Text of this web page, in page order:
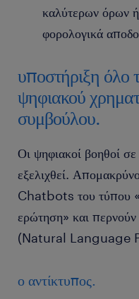
καλύτερων όρων
φορολογικά
υποστήριξη όλο
ψηφιακού
συμβούλου.
Οι ψηφιακοί βοηθοί
εξελιχθεί.
Chatbots του τύπου
ερώτηση» και περνούν
(Natural Language
ο αντίκτυπος.